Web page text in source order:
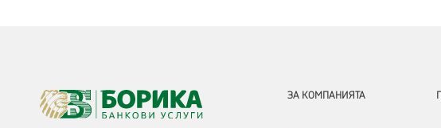
ЗА КОМПАНИЯТА